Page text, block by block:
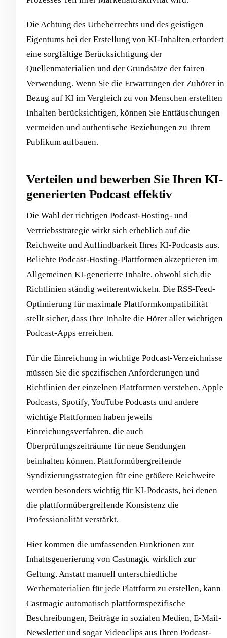
Die Achtung des Urheberrechts und des geistigen
Eigentums bei der Erstellung von KI-Inhalten erfordert
eine sorgfältige Berücksichtigung der
Quellenmaterialien und der Grundsätze der fairen
Verwendung. Wenn Sie die Erwartungen der Zuhörer in
Bezug auf KI im Vergleich zu von Menschen erstellten
Inhalten berücksichtigen, können Sie Enttäuschungen
vermeiden und authentische Beziehungen zu Ihrem
Publikum aufbauen.
Verteilen und bewerben Sie Ihren KI-
generierten Podcast effektiv
Die Wahl der richtigen Podcast-Hosting- und
Vertriebsstrategie wirkt sich erheblich auf die
Reichweite und Auffindbarkeit Ihres KI-Podcasts aus.
Beliebte Podcast-Hosting-Plattformen akzeptieren im
Allgemeinen KI-generierte Inhalte, obwohl sich die
Richtlinien ständig weiterentwickeln. Die RSS-Feed-
Optimierung für maximale Plattformkompatibilität
stellt sicher, dass Ihre Inhalte die Hörer aller wichtigen
Podcast-Apps erreichen.
Für die Einreichung in wichtige Podcast-Verzeichnisse
müssen Sie die spezifischen Anforderungen und
Richtlinien der einzelnen Plattformen verstehen. Apple
Podcasts, Spotify, YouTube Podcasts und andere
wichtige Plattformen haben jeweils
Einreichungsverfahren, die auch
Überprüfungszeiträume für neue Sendungen
beinhalten können. Plattformübergreifende
Syndizierungsstrategien für eine größere Reichweite
werden besonders wichtig für KI-Podcasts, bei denen
die plattformübergreifende Konsistenz die
Professionalität verstärkt.
Hier kommen die umfassenden Funktionen zur
Inhaltsgenerierung von Castmagic wirklich zur
Geltung. Anstatt manuell unterschiedliche
Werbematerialien für jede Plattform zu erstellen, kann
Castmagic automatisch plattformspezifische
Beschreibungen, Beiträge in sozialen Medien, E-Mail-
Newsletter und sogar Videoclips aus Ihren Podcast-